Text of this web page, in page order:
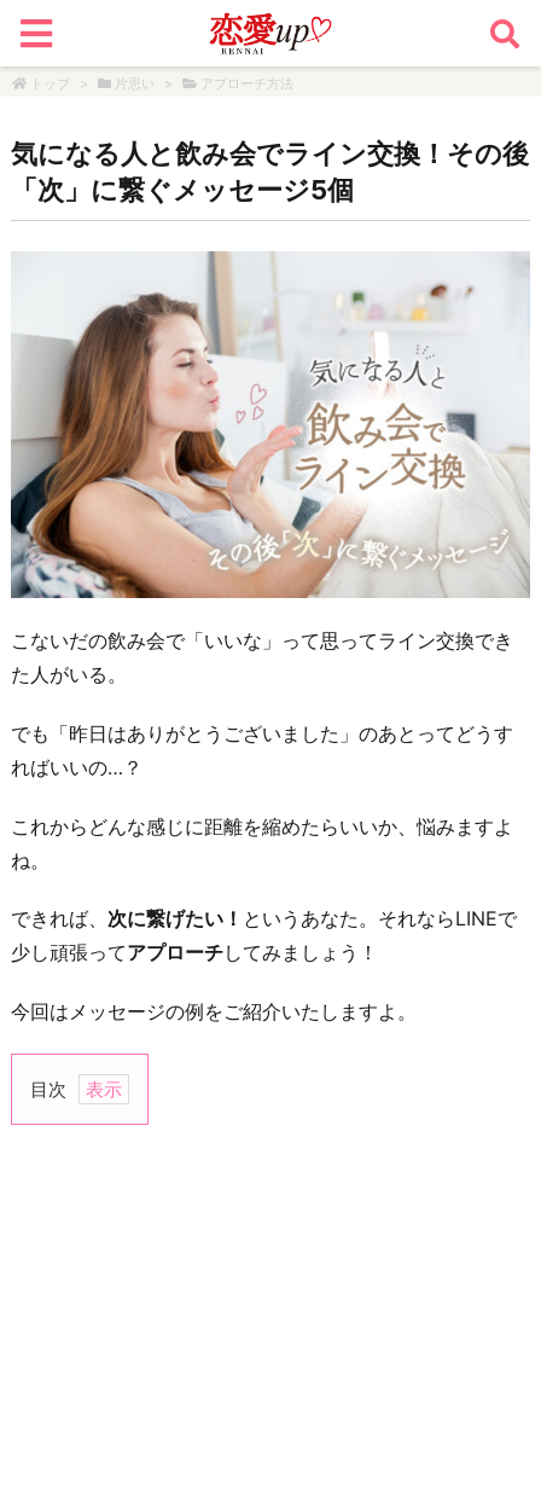
トップ > 片思い > アプローチ方法
気になる人と飲み会でライン交換！その後
「次」に繋ぐメッセージ5個
こないだの飲み会で「いいな」って思ってライン交換でき
た人がいる。
でも「昨日はありがとうございました」のあとってどうす
ればいいの…？
これからどんな感じに距離を縮めたらいいか、悩みますよ
ね。
できれば、 次に繋げたい！ というあなた。それならLINEで
少し頑張ってアプローチしてみましょう！
今回はメッセージの例をご紹介いたしますよ。
目次
1.